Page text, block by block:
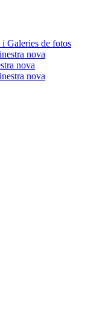
Galeries de fotos
nova
nova
nova